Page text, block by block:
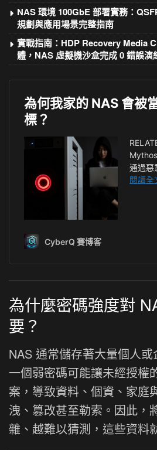
NAS 環境 100GbE 部署實務：
規劃與應用場景完整指南
實戰指南：HDP Recovery Media
體，NAS 虛擬機沙盒完成 0 錯誤演
為什麼密碼強度對
要？
NAS 通常儲存著大量個人或
一個弱密碼可能讓未經授權
案，導致資料、個資、家庭
洩、篡改甚至勒索。因此，
雜、越難以猜測，這些資料